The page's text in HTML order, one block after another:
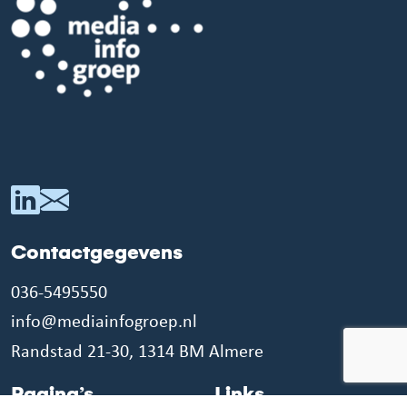
Contactgegevens
036-5495550
info@mediainfogroep.nl
Randstad 21-30, 1314 BM Almere
Pagina’s Links